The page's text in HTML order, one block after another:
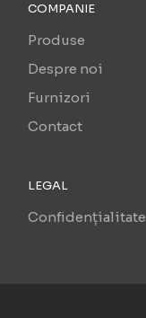
COMPANIE
Produse
Despre noi
Furnizori
Contact
LEGAL
Confidențialitate